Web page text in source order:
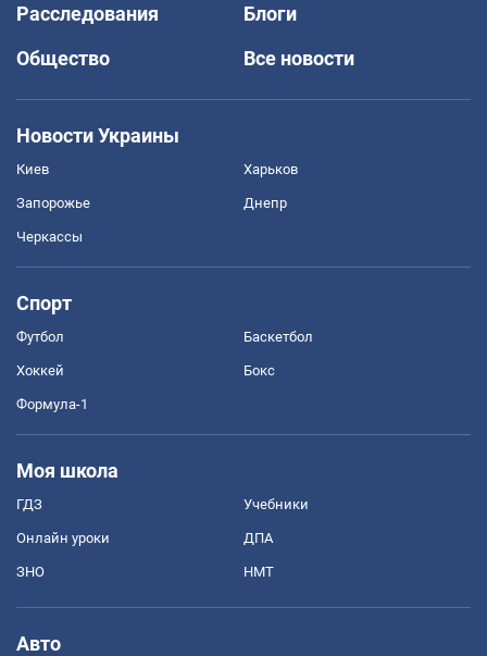
Расследования
Блоги
Общество
Все новости
Новости Украины
Киев Харьков
Запорожье Днепр
Черкассы
Спорт
Футбол Баскетбол
Хоккей Бокс
Формула-1
Моя школа
ГДЗ Учебники
Онлайн уроки ДПА
ЗНО НМТ
Авто